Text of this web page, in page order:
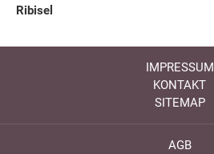
Ribisel
IMPRESSUM
KONTAKT
SITEMAP
AGB